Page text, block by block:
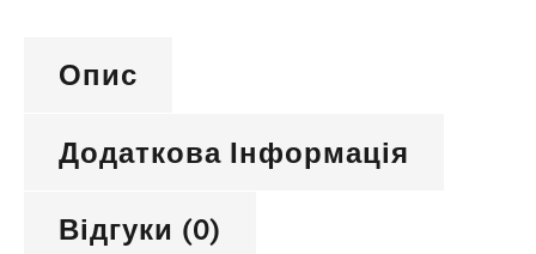
Опис
Додаткова Інформація
Відгуки (0)